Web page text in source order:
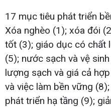
17 mục tiêu phát triển
Xóa nghèo (1); xóa đói
tốt (3); giáo dục có chất
(5); nước sạch và vệ
lượng sạch và giá cả
và việc làm bền vững
phát triển hạ tầng (9);